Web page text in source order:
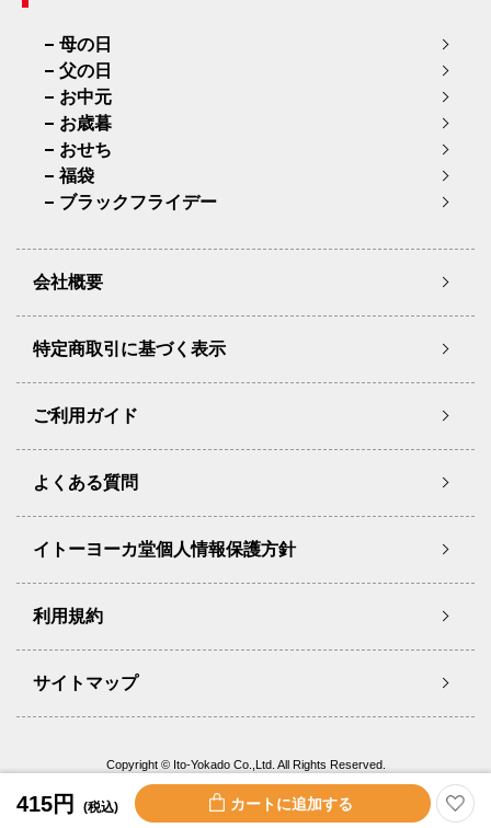
415円 (税込)
母の日
父の日
お中元
お歳暮
おせち
福袋
ブラックフライデー
会社概要
特定商取引に基づく表示
ご利用ガイド
よくある質問
イトーヨーカ堂個人情報保護方針
利用規約
サイトマップ
Copyright © Ito-Yokado Co.,Ltd. All Rights Reserved.